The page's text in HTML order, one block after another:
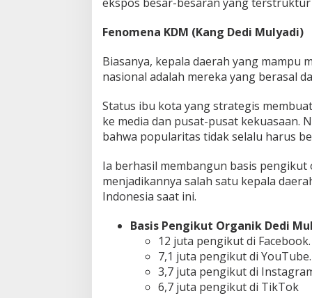
Fenomena KDM (Kang Dedi Mulyadi)
Biasanya, kepala daerah yang mampu
nasional adalah mereka yang berasal
Status ibu kota yang strategis
ke media dan pusat-pusat kekuasaan.
bahwa popularitas tidak selalu harus
Ia berhasil membangun basis
menjadikannya salah satu kepala
Indonesia saat ini.
Basis Pengikut Organik Dedi
12 juta pengikut di Facebook.
7,1 juta pengikut di YouTube.
3,7 juta pengikut di
6,7 juta pengikut di TikTok